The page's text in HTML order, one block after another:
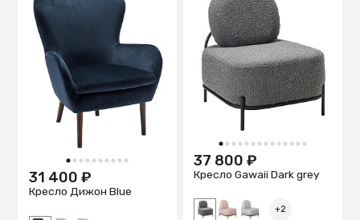
1 2 3 4 5 6 7 8 9 10
31 400 ₽
Кресло Дижон Blue
1 2 3 4 5 6 7 8 9 1011121314
37 800 ₽
Кресло Gawaii Dark grey
+2